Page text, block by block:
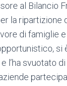
al Bilancio
la ripartizione
di famiglie
l’ha svuotato